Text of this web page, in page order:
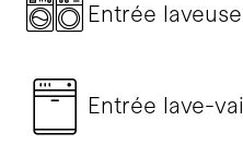
Entrée
Entrée lave-